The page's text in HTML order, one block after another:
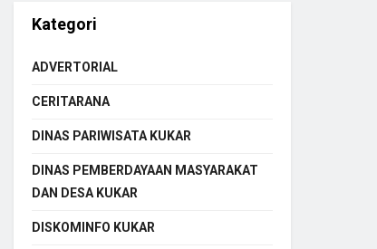
Kategori
ADVERTORIAL
CERITARANA
DINAS PARIWISATA KUKAR
DINAS PEMBERDAYAAN MASYARAKAT
DAN DESA KUKAR
DISKOMINFO KUKAR